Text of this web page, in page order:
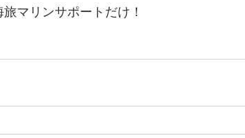
マリンサポートだけ！